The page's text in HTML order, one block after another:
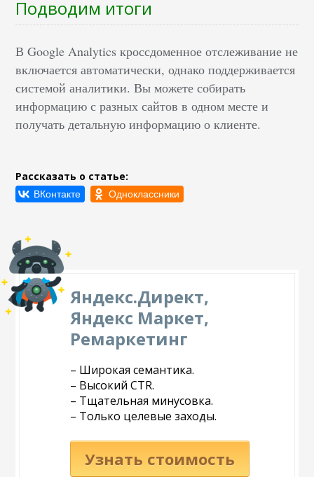
Подводим итоги
В Google Analytics кроссдоменное отслеживание не
включается автоматически, однако поддерживается
системой аналитики. Вы можете собирать
информацию с разных сайтов в одном месте и
получать детальную информацию о клиенте.
Рассказать о статье:
Яндекс.Директ,
Яндекс Маркет,
Ремаркетинг
– Широкая семантика.
– Высокий CTR.
– Тщательная минусовка.
– Только целевые заходы.
Узнать стоимость